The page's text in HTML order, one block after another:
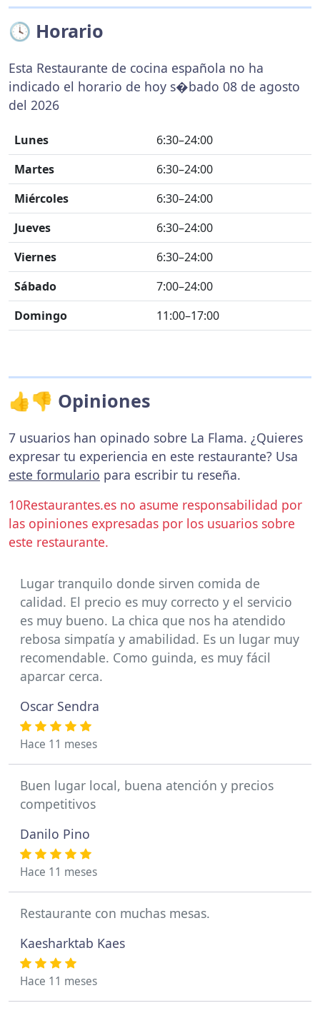
🕓 Horario
Esta Restaurante de cocina española no ha
indicado el horario de hoy s�bado 08 de agosto
del 2026
Lunes
6:30–24:00
Martes
6:30–24:00
Miércoles
6:30–24:00
Jueves
6:30–24:00
Viernes
6:30–24:00
Sábado
7:00–24:00
Domingo
11:00–17:00
👍👎 Opiniones
7 usuarios han opinado sobre La Flama. ¿Quieres
expresar tu experiencia en este restaurante? Usa
este formulario para escribir tu reseña.
10Restaurantes.es no asume responsabilidad por
las opiniones expresadas por los usuarios sobre
este restaurante.
Lugar tranquilo donde sirven comida de
calidad. El precio es muy correcto y el servicio
es muy bueno. La chica que nos ha atendido
rebosa simpatía y amabilidad. Es un lugar muy
recomendable. Como guinda, es muy fácil
aparcar cerca.
Oscar Sendra
Hace 11 meses
Buen lugar local, buena atención y precios
competitivos
Danilo Pino
Hace 11 meses
Restaurante con muchas mesas.
Kaesharktab Kaes
Hace 11 meses